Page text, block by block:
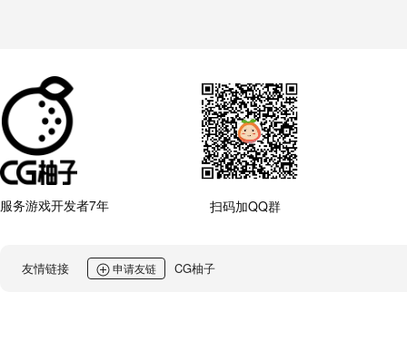
服务游戏开发者7年 扫码加QQ群
友情链接 申请友链 CG柚子